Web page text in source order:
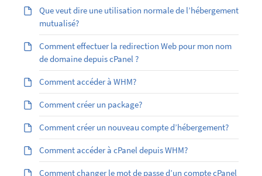
Que veut dire une utilisation normale de l’hébergement
mutualisé?
Comment effectuer la redirection Web pour mon nom
de domaine depuis cPanel ?
Comment accéder à WHM?
Comment créer un package?
Comment créer un nouveau compte d’hébergement?
Comment accéder à cPanel depuis WHM?
Comment changer le mot de passe d’un compte cPanel